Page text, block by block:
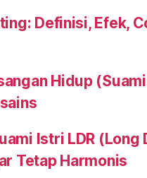
Definisi, Efek,
Hidup
Istri LDR (Long
Tetap Harmonis